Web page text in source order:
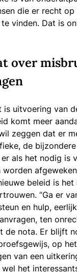
die er recht
vinden. Dat is
over
is uitvoering van
komt meer
zeggen dat er
de
als het nodig is
worden
beleid is het
“Ga er
en hulp,
ten
de nota. Er blijft
op
van een
het